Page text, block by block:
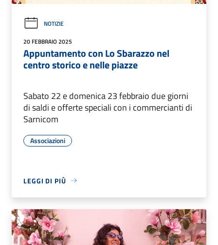
NOTIZIE
20 FEBBRAIO 2025
Appuntamento con Lo Sbarazzo nel
centro storico e nelle piazze
Sabato 22 e domenica 23 febbraio due giorni
di saldi e offerte speciali con i commercianti di
Sarnicom
Associazioni
LEGGI DI PIÙ